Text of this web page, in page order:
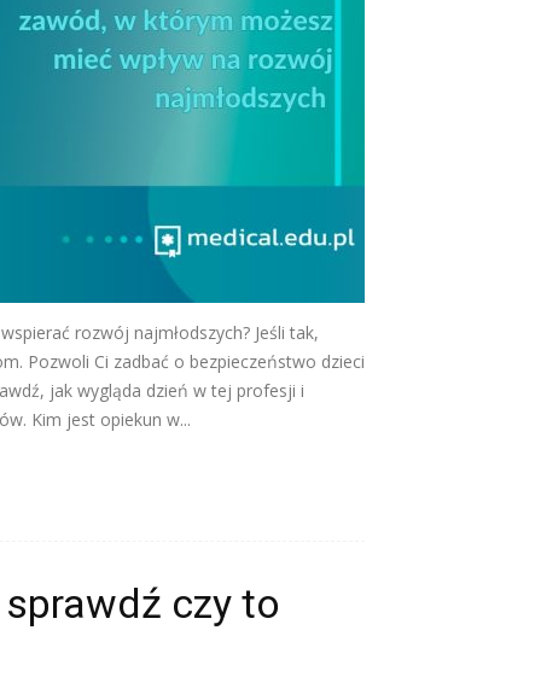
rozwój najmłodszych? Jeśli tak,
Pozwoli Ci zadbać o bezpieczeństwo dzieci
jak wygląda dzień w tej profesji i
Kim jest opiekun w...
czy to